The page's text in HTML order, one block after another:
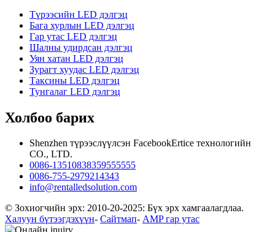
Түрээсийн LED дэлгэц
Бага хурлын LED дэлгэц
Гар утас LED дэлгэц
Шалны удирдсан дэлгэц
Уян хатан LED дэлгэц
Зурагт хуудас LED дэлгэц
Таксины LED дэлгэц
Тунгалаг LED дэлгэц
Холбоо барих
Shenzhen түрээслүүлсэн FacebookErtice технологийн
CO., LTD.
0086-13510838359555555
0086-755-2979214343
info@rentalledsolution.com
© Зохиогчийн эрх: 2010-20-2025: Бүх эрх хамгаалагдлаа.
Халуун бүтээгдэхүүн- Сайтмап- AMP гар утас